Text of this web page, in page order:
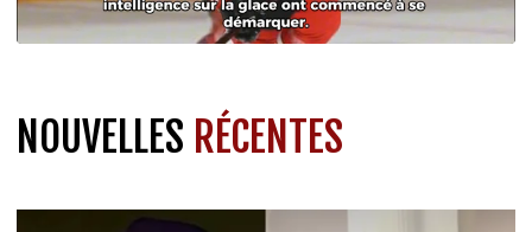
NOUVELLES RÉCENTES